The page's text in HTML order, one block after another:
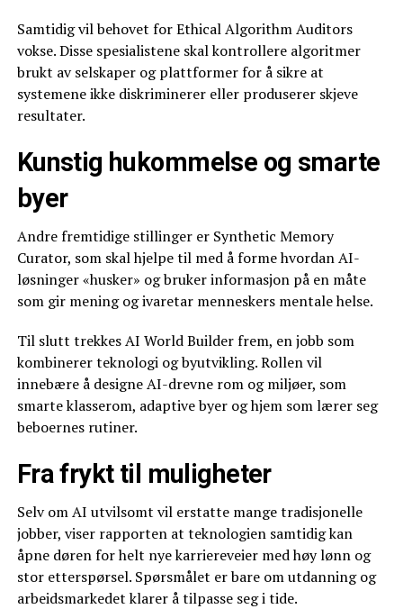
Samtidig vil behovet for Ethical Algorithm Auditors
vokse. Disse spesialistene skal kontrollere algoritmer
brukt av selskaper og plattformer for å sikre at
systemene ikke diskriminerer eller produserer skjeve
resultater.
Kunstig hukommelse og smarte
byer
Andre fremtidige stillinger er Synthetic Memory
Curator, som skal hjelpe til med å forme hvordan AI-
løsninger «husker» og bruker informasjon på en måte
som gir mening og ivaretar menneskers mentale helse.
Til slutt trekkes AI World Builder frem, en jobb som
kombinerer teknologi og byutvikling. Rollen vil
innebære å designe AI-drevne rom og miljøer, som
smarte klasserom, adaptive byer og hjem som lærer seg
beboernes rutiner.
Fra frykt til muligheter
Selv om AI utvilsomt vil erstatte mange tradisjonelle
jobber, viser rapporten at teknologien samtidig kan
åpne døren for helt nye karriereveier med høy lønn og
stor etterspørsel. Spørsmålet er bare om utdanning og
arbeidsmarkedet klarer å tilpasse seg i tide.